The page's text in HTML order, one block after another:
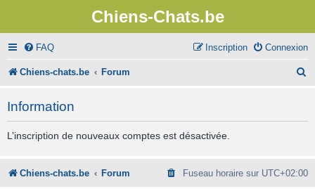
Chiens-Chats.be
FAQ Connexion
Inscription
Chiens-chats.be Forum
r
Information
L’inscription de nouveaux comptes est désactivée.
Chiens-chats.be Forum Fuseau horaire sur UTC+02:00